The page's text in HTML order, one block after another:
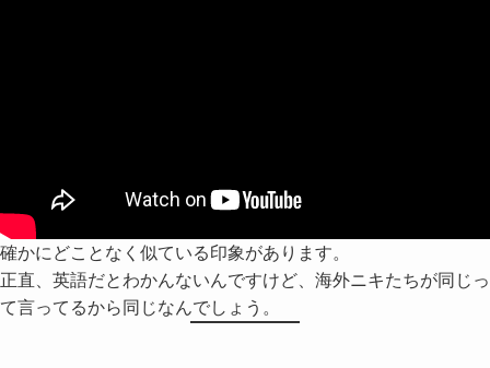
確かにどことなく似ている印象があります。
正直、英語だとわかんないんですけど、海外ニキたちが同じっ
て言ってるから同じなんでしょう。